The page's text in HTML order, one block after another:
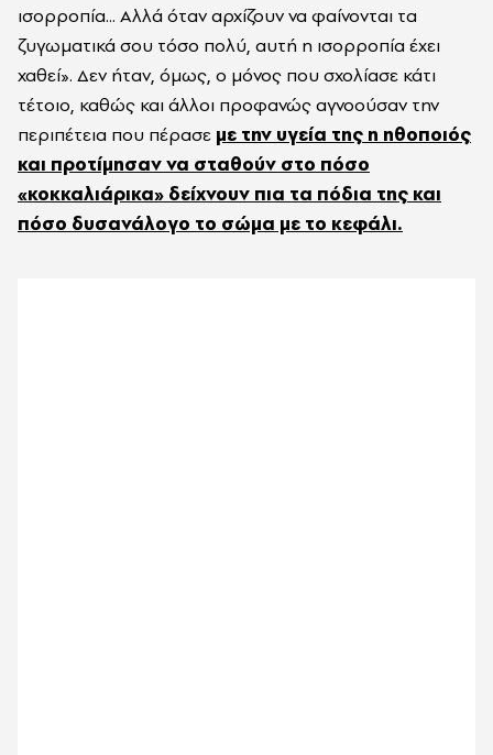
ισορροπία... Αλλά όταν αρχίζουν να φαίνονται τα
ζυγωματικά σου τόσο πολύ, αυτή η ισορροπία έχει
χαθεί». Δεν ήταν, όμως, ο μόνος που σχολίασε κάτι
τέτοιο, καθώς και άλλοι προφανώς αγνοούσαν την
περιπέτεια που πέρασε με την υγεία της η ηθοποιός
και προτίμησαν να σταθούν στο πόσο
«κοκκαλιάρικα» δείχνουν πια τα πόδια της και
πόσο δυσανάλογο το σώμα με το κεφάλι.